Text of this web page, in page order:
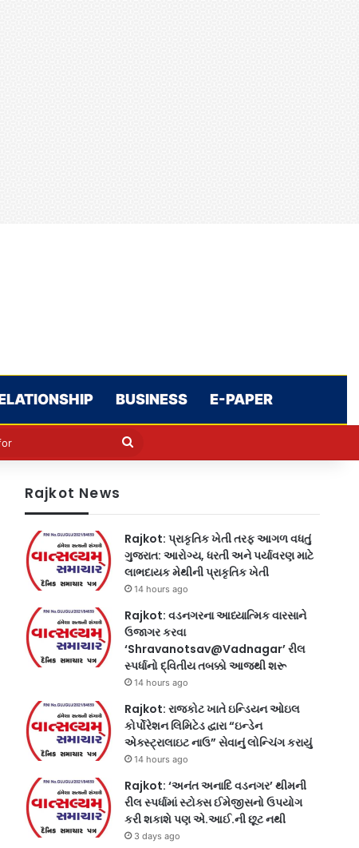
BUSINESS E-PAPER
Search
Rajkot News
Rajkot: પ્રાકૃતિક ખેતી તરફ આગળ વધતું
ગુજરાત: આરોગ્ય, ધરતી અને પર્યાવરણ માટે
લાભદાયક મેથીની પ્રાકૃતિક ખેતી
14 hours ago
Rajkot: વડનગરના આધ્યાત્મિક વારસાને
ઉજાગર કરવા
‘Shravanotsav@Vadnagar’ રીલ
સ્પર્ધાનો દ્વિતીય તબક્કો આજથી શરૂ
14 hours ago
Rajkot: રાજકોટ ખાતે ઇન્ડિયન ઓઇલ
કોર્પોરેશન લિમિટેડ દ્વારા “ઇન્ડેન
એક્સ્ટ્રાલાઇટ નાઉ” સેવાનું લોન્ચિંગ કરાયું
14 hours ago
Rajkot: ‘અનંત અનાદિ વડનગર’ થીમની
રીલ સ્પર્ધામાં સ્ટોક્સ ઈમેજીસનો ઉપયોગ
કરી શકાશે પણ એ.આઈ.ની છૂટ નથી
3 days ago